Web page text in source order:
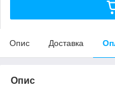
Опис Доставка
Опис